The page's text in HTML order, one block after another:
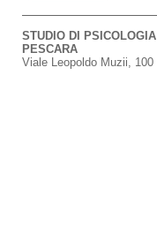
STUDIO DI PSICOLOGIA
PESCARA
Viale Leopoldo Muzii, 100